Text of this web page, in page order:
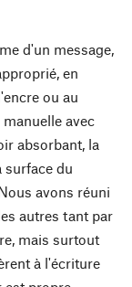
d'un message,
en
ou au
avec
absorbant, la
surface du
avons réuni
autres tant par
mais surtout
à l'écriture